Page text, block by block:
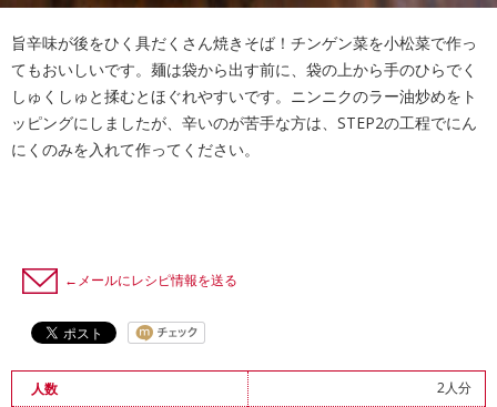
旨辛味が後をひく具だくさん焼きそば！チンゲン菜を小松菜で作っ
てもおいしいです。麺は袋から出す前に、袋の上から手のひらでく
しゅくしゅと揉むとほぐれやすいです。ニンニクのラー油炒めをト
ッピングにしましたが、辛いのが苦手な方は、STEP2の工程でにん
にくのみを入れて作ってください。
←メールにレシピ情報を送る
人数
2人分